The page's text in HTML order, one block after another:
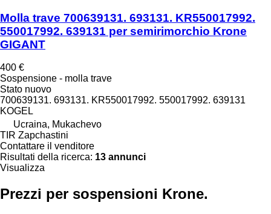
Molla trave 700639131. 693131. KR550017992.
550017992. 639131 per semirimorchio Krone
GIGANT
400 €
Sospensione - molla trave
Stato nuovo
700639131. 693131. KR550017992. 550017992. 639131
KOGEL
Ucraina, Mukachevo
TIR Zapchastini
Contattare il venditore
Risultati della ricerca: 13 annunci
Visualizza
Prezzi per sospensioni Krone.